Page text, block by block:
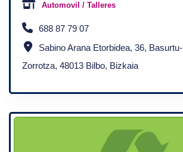
Automovil / Talleres
688 87 79 07
Sabino Arana Etorbidea, 36, Basurtu-
Zorrotza, 48013 Bilbo, Bizkaia